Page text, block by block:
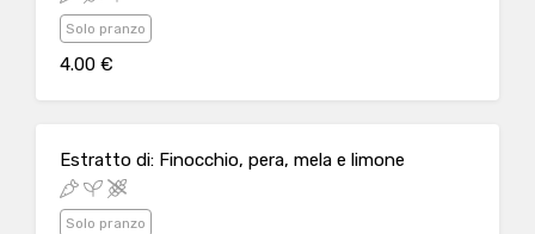
Solo pranzo
4.00 €
Estratto di: Finocchio, pera, mela e limone
Solo pranzo